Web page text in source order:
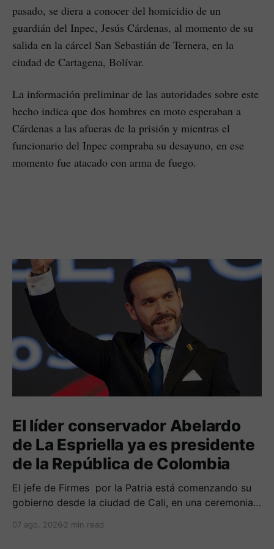
pasado, se diera a conocer del homicidio de un
guardián del Inpec, Jesús Cárdenas, al momento de su
salida en la cárcel San Sebastián de Ternera, en la
ciudad de Cartagena, Bolívar.
La información preliminar de las autoridades sobre este
hecho indica que dos hombres en moto esperaban a
Cárdenas a las afueras de la prisión y mientras el
funcionario del Inpec compraba su desayuno, en ese
momento fue atacado con arma de fuego.
El líder conservador Abelardo
de La Espriella ya es presidente
de la República de Colombia
El jefe de Firmes por la Patria está comenzando su
gobierno desde la ciudad de Cali, en una ceremonia
gobiernos conservadores.
07 ago. 2026 2 min read